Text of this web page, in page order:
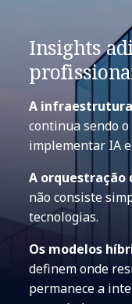
Insights
A
continua sendo
implementar IA
A orquestração
não consiste
tecnologias.
Os modelos
definem onde
permanece a